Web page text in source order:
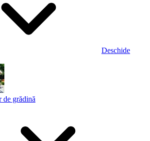
Deschide
grădină